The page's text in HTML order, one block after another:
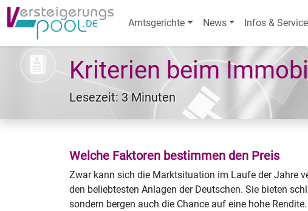
Amtsgerichte News Infos & Service
Kriterien beim
Lesezeit: 3 Minuten
Welche Faktoren bestimmen den Preis
Zwar kann sich die Marktsituation im Laufe der Jahre
den beliebtesten Anlagen der Deutschen. Sie bieten
sondern bergen auch die Chance auf eine hohe